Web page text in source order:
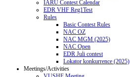
IARU Contest Calendar
EDR VHF Reg1Test
Rules
Basic Contest Rules
NAC OZ
NAC MGM (2025)
NAC Open
EDR Juli contest
Lokator konkurrence (2025)
Meetings/Activities